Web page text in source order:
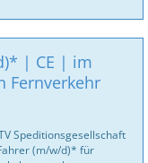
| CE | im
Fernverkehr
Speditionsgesellschaft
(m/w/d)* für